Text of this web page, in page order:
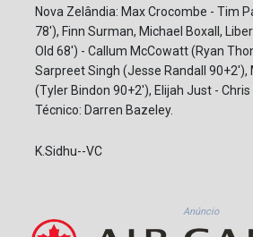
Nova Zelândia: Max Crocombe - Tim
78'), Finn Surman, Michael Boxall,
Old 68') - Callum McCowatt (Ryan
Sarpreet Singh (Jesse Randall
(Tyler Bindon 90+2'), Elijah Just - Chris
Técnico: Darren Bazeley.
K.Sidhu--VC
Anúncio